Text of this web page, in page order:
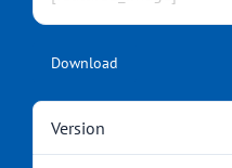
Download
Version